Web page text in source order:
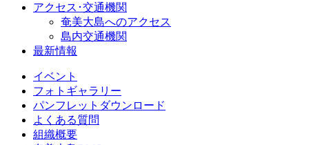
アクセス･交通機関
奄美大島へのアクセス
島内交通機関
最新情報
イベント
フォトギャラリー
パンフレットダウンロード
よくある質問
組織概要